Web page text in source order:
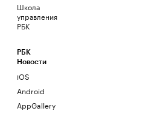
Школа
управления
РБК
РБК
Новости
iOS
Android
AppGallery